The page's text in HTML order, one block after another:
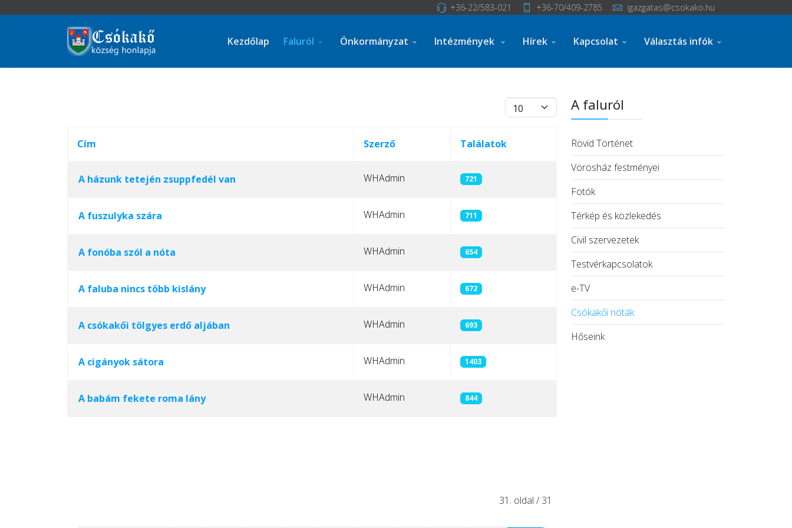
+36-22/583-021 +36-70/409-2785 igazgatas@csokako.hu
Kezdőlap Faluról Önkormányzat Intézmények Hírek Kapcsolat Választás infók
Tételek #
Cím Szerző Találatok
A házunk tetején zsuppfedél van WHAdmin 721
A fuszulyka szára WHAdmin 711
A fonóba szól a nóta WHAdmin 654
A faluba nincs több kislány WHAdmin 672
A csókakői tölgyes erdő aljában WHAdmin 693
A cigányok sátora WHAdmin 1403
A babám fekete roma lány WHAdmin 844
31. oldal / 31
A faluról
Rövid Történet
Vörösház festményei
Fotók
Térkép és közlekedés
Civil szervezetek
Testvérkapcsolatok
e-TV
Csókakői nóták
Hőseink